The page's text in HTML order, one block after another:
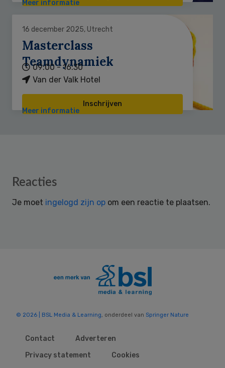
Meer informatie
16 december 2025, Utrecht
Masterclass
Teamdynamiek
09:00 - 16:30
Van der Valk Hotel
Inschrijven
Meer informatie
Reader
Reacties
Je moet ingelogd zijn op om een reactie te plaatsen.
© 2026 | BSL Media & Learning, onderdeel van Springer Nature
Contact
Adverteren
Privacy statement
Cookies